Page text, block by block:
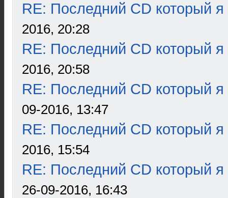
RE: Последний CD который я
2016, 20:28
RE: Последний CD который я
2016, 20:58
RE: Последний CD который я
09-2016, 13:47
RE: Последний CD который я
2016, 15:54
RE: Последний CD который я
26-09-2016, 16:43